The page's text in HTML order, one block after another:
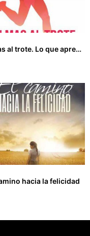
Almas al trote. Lo que aprendí de mis once maratones
hacia la felicidad